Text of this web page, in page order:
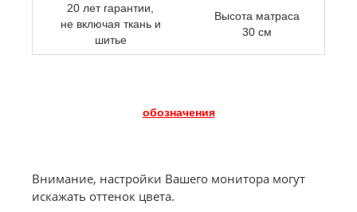
20 лет гарантии,
не включая ткань и
шитье
Высота матраса
30 см
обозначения
Внимание, настройки Вашего монитора могут
искажать оттенок цвета.